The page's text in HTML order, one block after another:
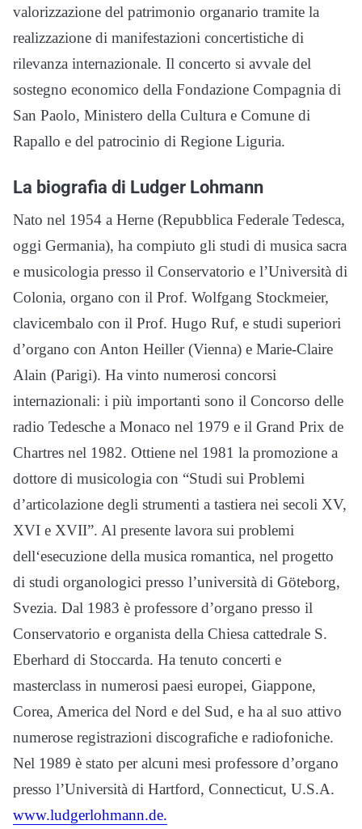
valorizzazione del patrimonio organario tramite la
realizzazione di manifestazioni concertistiche di
rilevanza internazionale. Il concerto si avvale del
sostegno economico della Fondazione Compagnia di
San Paolo, Ministero della Cultura e Comune di
Rapallo e del patrocinio di Regione Liguria.
La biografia di Ludger Lohmann
Nato nel 1954 a Herne (Repubblica Federale Tedesca,
oggi Germania), ha compiuto gli studi di musica sacra
e musicologia presso il Conservatorio e l’Università di
Colonia, organo con il Prof. Wolfgang Stockmeier,
clavicembalo con il Prof. Hugo Ruf, e studi superiori
d’organo con Anton Heiller (Vienna) e Marie-Claire
Alain (Parigi). Ha vinto numerosi concorsi
internazionali: i più importanti sono il Concorso delle
radio Tedesche a Monaco nel 1979 e il Grand Prix de
Chartres nel 1982. Ottiene nel 1981 la promozione a
dottore di musicologia con “Studi sui Problemi
d’articolazione degli strumenti a tastiera nei secoli XV,
XVI e XVII”. Al presente lavora sui problemi
dell‘esecuzione della musica romantica, nel progetto
di studi organologici presso l’università di Göteborg,
Svezia. Dal 1983 è professore d’organo presso il
Conservatorio e organista della Chiesa cattedrale S.
Eberhard di Stoccarda. Ha tenuto concerti e
masterclass in numerosi paesi europei, Giappone,
Corea, America del Nord e del Sud, e ha al suo attivo
numerose registrazioni discografiche e radiofoniche.
Nel 1989 è stato per alcuni mesi professore d’organo
presso l’Università di Hartford, Connecticut, U.S.A.
www.ludgerlohmann.de.